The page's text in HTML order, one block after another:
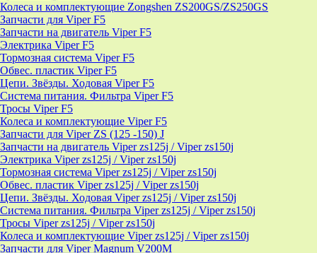
Колеса и комплектующие Zongshen ZS200GS/ZS250GS
Запчасти для Viper F5
Запчасти на двигатель Viper F5
Электрика Viper F5
Тормозная система Viper F5
Обвес. пластик Viper F5
Цепи. Звёзды. Ходовая Viper F5
Система питания. Фильтра Viper F5
Тросы Viper F5
Колеса и комплектующие Viper F5
Запчасти для Viper ZS (125 -150) J
Запчасти на двигатель Viper zs125j / Viper zs150j
Электрика Viper zs125j / Viper zs150j
Тормозная система Viper zs125j / Viper zs150j
Обвес. пластик Viper zs125j / Viper zs150j
Цепи. Звёзды. Ходовая Viper zs125j / Viper zs150j
Система питания. Фильтра Viper zs125j / Viper zs150j
Тросы Viper zs125j / Viper zs150j
Колеса и комплектующие Viper zs125j / Viper zs150j
Запчасти для Viper Magnum V200M